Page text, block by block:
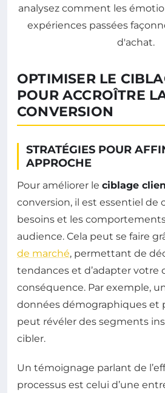
OPTIMISER LE
POUR ACCROÎTRE
CONVERSION
STRATÉGIES POUR
APPROCHE
Pour améliorer le ciblage
conversion, il est essentiel de
besoins et les
audience. Cela peut se faire
de marché, permettant de
tendances et d’adapter votre
conséquence. Par exemple,
données démographiques et
peut révéler des segments
cibler.
Un témoignage parlant de
processus est celui d’une